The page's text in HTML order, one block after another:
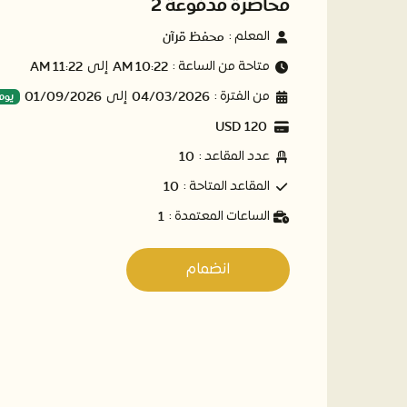
المعلم : محفظ قرآن
متاحة من الساعة : 10:22 AM إلى 11:22 AM
من الفترة : 04/03/2026 إلى 01/09/2026
120 USD
عدد المقاعد : 10
المقاعد المتاحة : 10
الساعات المعتمدة : 1
انضمام